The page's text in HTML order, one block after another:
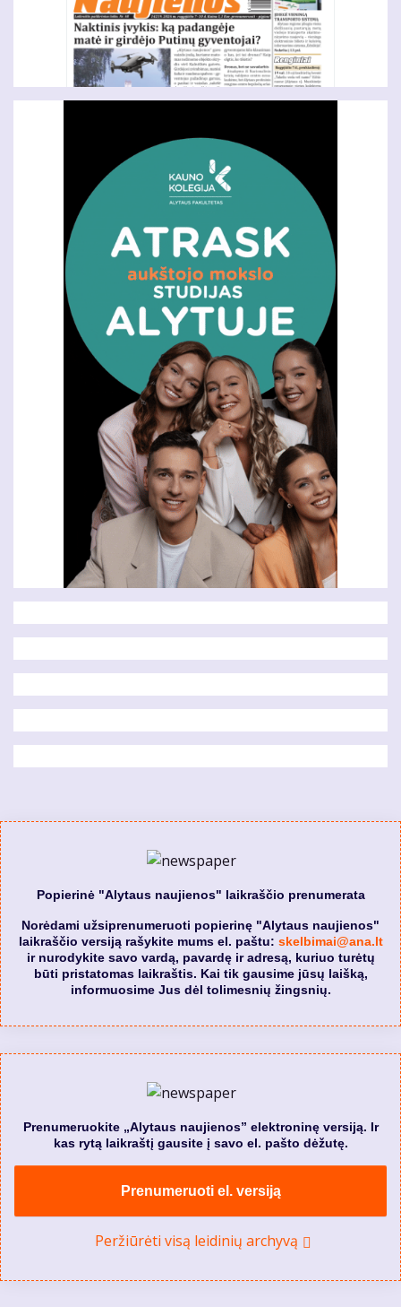
Popierinė "Alytaus naujienos" laikraščio prenumerata
Norėdami užsiprenumeruoti popierinę "Alytaus naujienos"
laikraščio versiją rašykite mums el. paštu: skelbimai@ana.lt
ir nurodykite savo vardą, pavardę ir adresą, kuriuo turėtų
būti pristatomas laikraštis. Kai tik gausime jūsų laišką,
informuosime Jus dėl tolimesnių žingsnių.
Prenumeruokite „Alytaus naujienos” elektroninę versiją. Ir
kas rytą laikraštį gausite į savo el. pašto dėžutę.
Prenumeruoti el. versiją
Peržiūrėti visą leidinių archyvą